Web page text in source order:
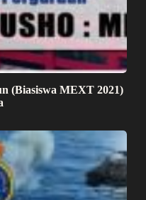
(Biasiswa MEXT 2021)